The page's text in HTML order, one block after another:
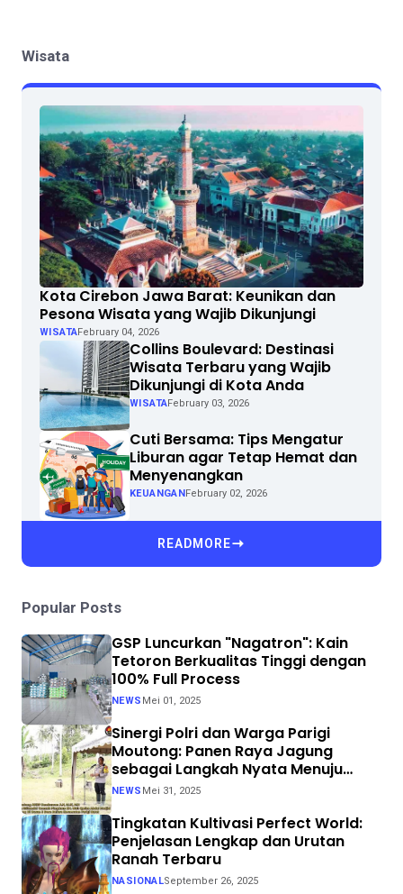
Wisata
Kota Cirebon Jawa Barat: Keunikan dan
Pesona Wisata yang Wajib Dikunjungi
WISATAFebruary 04, 2026
Collins Boulevard: Destinasi
Wisata Terbaru yang Wajib
Dikunjungi di Kota Anda
WISATAFebruary 03, 2026
Cuti Bersama: Tips Mengatur
Liburan agar Tetap Hemat dan
Menyenangkan
KEUANGAN February 02, 2026
READMORE
Popular Posts
GSP Luncurkan "Nagatron": Kain
Tetoron Berkualitas Tinggi dengan
100% Full Process
NEWS Mei 01, 2025
Sinergi Polri dan Warga Parigi
Moutong: Panen Raya Jagung
sebagai Langkah Nyata Menuju
Swasembada Pangan
NEWS Mei 31, 2025
Tingkatan Kultivasi Perfect World:
Penjelasan Lengkap dan Urutan
Ranah Terbaru
NASIONALSeptember 26, 2025